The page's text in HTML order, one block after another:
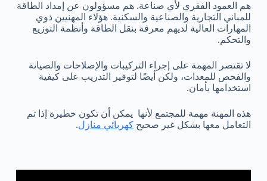
هم العمود الفقري لأي صناعة. هم مسؤولون عن إمداد الطاقة
للمباني التجارية والصناعية والسكنية. هؤلاء المهنيين ذوي
المهارات العالية لديهم معرفة بنقل الطاقة وأنظمة التوزيع
والتحكم.
لا تقتصر المهمة على إجراء التركيبات والإصلاحات والصيانة
والفحص للمعدات، ولكن أيضًا لتوفير التدريب على كيفية
استخدامها بأمان.
هذه المهنة مهمة للمجتمع لأنها يمكن أن تكون خطيرة إذا تم
التعامل معها بشكل غير صحيح كهربائي منازل.